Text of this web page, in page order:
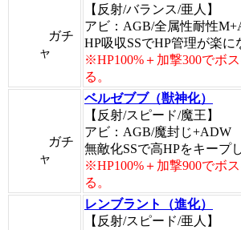
ガチ
ャ
【反射/バランス/亜人】
アビ：AGB/全属性耐性
HP吸収SSでHP管理が楽に
※HP100%＋加撃300でボ
る。
ガチ
ャ
ベルゼブブ（獣神化）
【反射/スピード/魔王】
アビ：AGB/魔封じ+ADW
無敵化SSで高HPをキープ
※HP100%＋加撃900でボ
る。
レンブラント（進化）
【反射/スピード/亜人】